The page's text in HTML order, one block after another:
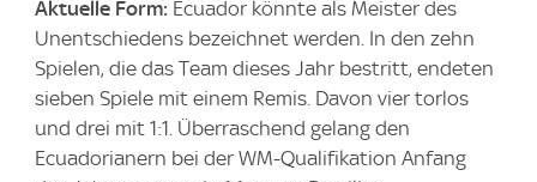
Aktuelle Form: Ecuador könnte als Meister des
Unentschiedens bezeichnet werden. In den zehn
Spielen, die das Team dieses Jahr bestritt, endeten
sieben Spiele mit einem Remis. Davon vier torlos
und drei mit 1:1. Überraschend gelang den
Ecuadorianern bei der WM-Qualifikation Anfang